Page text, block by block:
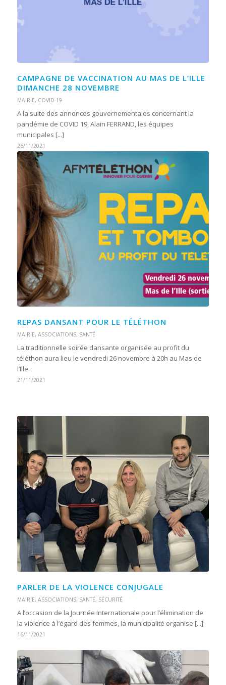
CAMPAGNE DE VACCINATION AU MAS DE L’ILLE
DIMANCHE 28 NOVEMBRE
MAIRIE, COVID-19
A la suite des annonces gouvernementales concernant la
pandémie de COVID 19, Alain FERRAND, les équipes
municipales [...]
26/11/2021
REPAS DANSANT POUR LE TÉLÉTHON
MAIRIE, ASSOCIATIONS, SANTÉ
La traditionnelle soirée dansante organisée au profit du
téléthon aura lieu le vendredi 26 novembre à 20h au Mas de
l’Ille.
21/11/2021
PARLER DE LA VIOLENCE CONJUGALE
MAIRIE, ASSOCIATIONS, SANTÉ, SÉCURITÉ
A l’occasion de la Journée Internationale pour l’élimination de
la violence à l’égard des femmes, la municipalité organise [...]
16/11/2021